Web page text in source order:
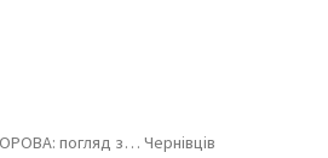
погляд з… Чернівців